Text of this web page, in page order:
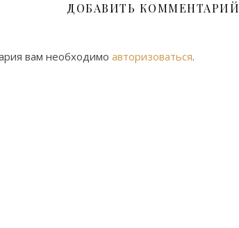
ДОБАВИТЬ КОММЕНТАРИЙ
вам необходимо авторизоваться.